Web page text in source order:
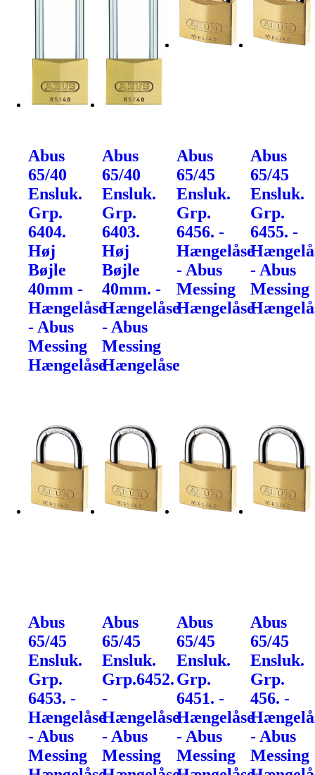
Abus
65/40
Ensluk.
Grp.
6404.
Høj
Bøjle
40mm -
Hængelåse
- Abus
Messing
Hængelåse
Abus
65/40
Ensluk.
Grp.
6403.
Høj
Bøjle
40mm. -
Hængelåse
- Abus
Messing
Hængelåse
Abus
65/45
Ensluk.
Grp.
6456. -
Hængelåse
- Abus
Messing
Hængelåse
Abus
65/45
Ensluk.
Grp.
6455. -
- Abus
Messing
Abus
65/45
Ensluk.
Grp.
6453. -
Hængelåse
- Abus
Messing
Abus
65/45
Ensluk.
Grp.6452.
-
Hængelåse
- Abus
Messing
Abus
65/45
Ensluk.
Grp.
6451. -
Hængelåse
- Abus
Messing
Abus
65/45
Ensluk.
Grp.
456. -
- Abus
Messing